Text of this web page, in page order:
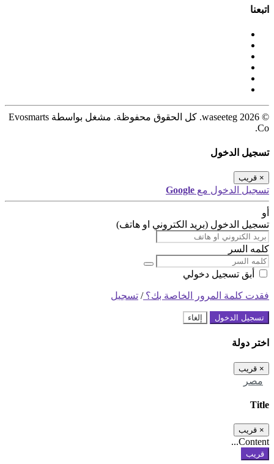
اتبعنا
© 2026 waseeteg. كل الحقوق محفوظة. مشغل بواسطة Evosmarts
Co.
تسجيل الدخول
× قريب
تسجيل الدخول مع Google
أو
تسجيل الدخول (بريد الكتروني او هاتف)
كلمه السر
أبق تسجيل دخولي
فقدت كلمة المرور الخاصة بك؟/ تسجيل
تسجيل الدخول إلغاء
اختر دولة
× قريب
مصر
Title
× قريب
Content...
قريب